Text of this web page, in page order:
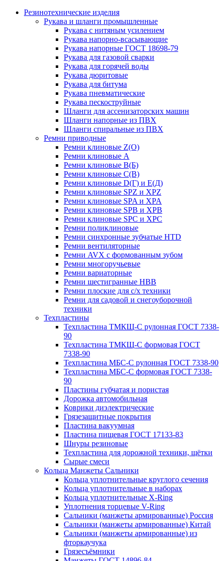
Резинотехнические изделия
Рукава и шланги промышленные
Рукава с нитяным усилением
Рукава напорно-всасывающие
Рукава напорные ГОСТ 18698-79
Рукава для газовой сварки
Рукава для горячей воды
Рукава дюритовые
Рукава для битума
Рукава пневматические
Рукава пескоструйные
Шланги для ассенизаторских машин
Шланги напорные из ПВХ
Шланги спиральные из ПВХ
Ремни приводные
Ремни клиновые Z(О)
Ремни клиновые А
Ремни клиновые В(Б)
Ремни клиновые С(В)
Ремни клиновые D(Г) и Е(Д)
Ремни клиновые SPZ и XPZ
Ремни клиновые SPA и XPA
Ремни клиновые SPB и XPB
Ремни клиновые SPC и XPC
Ремни поликлиновые
Ремни синхронные зубчатые HTD
Ремни вентиляторные
Ремни AVX с формованным зубом
Ремни многоручьевые
Ремни вариаторные
Ремни шестигранные HBB
Ремни плоские для с/х техники
Ремни для садовой и снегоуборочной
техники
Техпластины
Техпластина ТМКЩ-С рулонная ГОСТ 7338-
90
Техпластина ТМКЩ-С формовая ГОСТ
7338-90
Техпластина МБС-С рулонная ГОСТ 7338-90
Техпластина МБС-С формовая ГОСТ 7338-
90
Пластины губчатая и пористая
Дорожка автомобильная
Коврики диэлектрические
Грязезащитные покрытия
Пластина вакуумная
Пластина пищевая ГОСТ 17133-83
Шнуры резиновые
Техпластина для дорожной техники, щётки
Сырые смеси
Кольца Манжеты Сальники
Кольца уплотнительные круглого сечения
Кольца уплотнительные в наборах
Кольца уплотнительные Х-Ring
Уплотнения торцевые V-Ring
Сальники (манжеты армированные) Россия
Сальники (манжеты армированные) Китай
Сальники (манжеты армированные) из
фторкаучука
Грязесъёмники